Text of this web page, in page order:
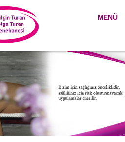
MENÜ